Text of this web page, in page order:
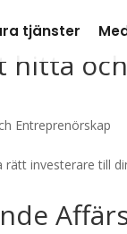
tjänster
hitta
Entreprenörskap